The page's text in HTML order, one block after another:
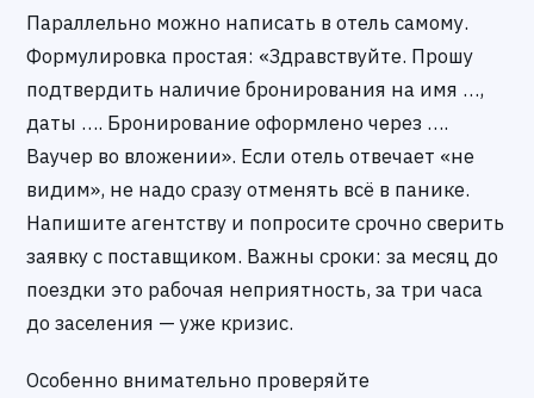
Параллельно можно написать в отель самому.
Формулировка простая: «Здравствуйте. Прошу
подтвердить наличие бронирования на имя …,
даты …. Бронирование оформлено через ….
Ваучер во вложении». Если отель отвечает «не
видим», не надо сразу отменять всё в панике.
Напишите агентству и попросите срочно сверить
заявку с поставщиком. Важны сроки: за месяц до
поездки это рабочая неприятность, за три часа
до заселения — уже кризис.
Особенно внимательно проверяйте